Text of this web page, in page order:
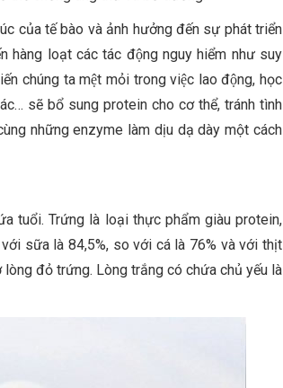
của tế bào và ảnh hưởng đến sự phát triển
hàng loạt các tác động nguy hiểm như suy
chúng ta mệt mỏi trong việc lao động, học
sẽ bổ sung protein cho cơ thể, tránh tình
những enzyme làm dịu dạ dày một cách
tuổi. Trứng là loại thực phẩm giàu protein,
sữa là 84,5%, so với cá là 76% và với thịt
đỏ trứng. Lòng trắng có chứa chủ yếu là